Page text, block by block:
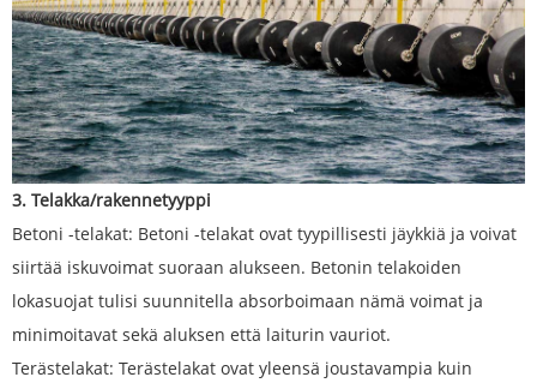
3. Telakka/rakennetyyppi
Betoni -telakat: Betoni -telakat ovat tyypillisesti jäykkiä ja voivat
siirtää iskuvoimat suoraan alukseen. Betonin telakoiden
lokasuojat tulisi suunnitella absorboimaan nämä voimat ja
minimoitavat sekä aluksen että laiturin vauriot.
Terästelakat: Terästelakat ovat yleensä joustavampia kuin